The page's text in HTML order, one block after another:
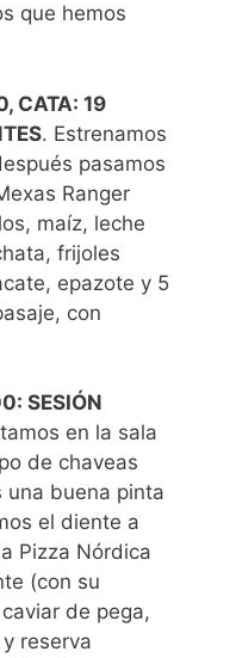
que hemos
CATA: 19
. Estrenamos
pasamos
Ranger
maíz, leche
frijoles
epazote y 5
con
SESIÓN
en la sala
de chaveas
una buena pinta
el diente a
Pizza Nórdica
(con su
de pega,
reserva